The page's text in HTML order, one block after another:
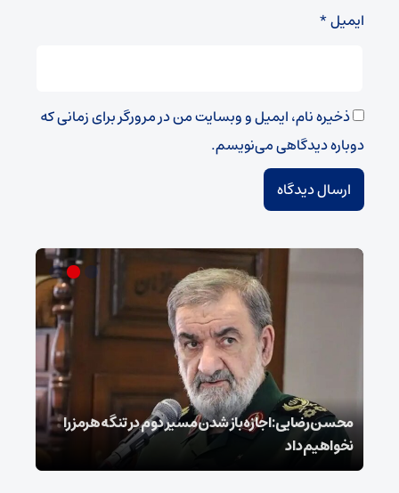
ایمیل*
ذخیره نام، ایمیل و وبسایت من در مرورگر برای زمانی که
دوباره دیدگاهی می‌نویسم.
محسن رضایی: اجازه باز شدن مسیر دوم در تنگه هرمز را
نخواهیم داد